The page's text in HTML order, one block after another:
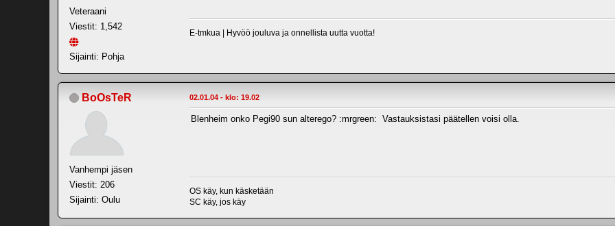
Veteraani
Viestit: 1,542
Sijainti: Pohja
E-tmkua | Hyvöö jouluva ja onnellista uutta vuotta!
BoOsTeR
Vanhempi jäsen
Viestit: 206
Sijainti: Oulu
02.01.04 - klo: 19.02
Blenheim onko Pegi90 sun alterego? :mrgreen: Vastauksistasi päätellen voisi olla.
OS käy, kun käsketään
SC käy, jos käy